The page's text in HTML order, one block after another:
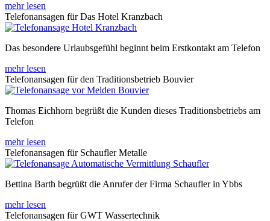
mehr lesen
Telefonansagen für Das Hotel Kranzbach
Das besondere Urlaubsgefühl beginnt beim Erstkontakt am Telefon
mehr lesen
Telefonansagen für den Traditionsbetrieb Bouvier
Thomas Eichhorn begrüßt die Kunden dieses Traditionsbetriebs am
Telefon
mehr lesen
Telefonansagen für Schaufler Metalle
Bettina Barth begrüßt die Anrufer der Firma Schaufler in Ybbs
mehr lesen
Telefonansagen für GWT Wassertechnik